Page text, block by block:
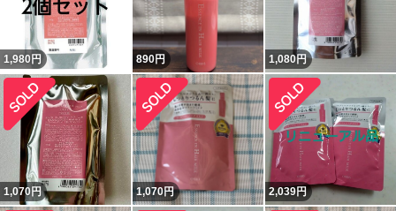
1,980円 890円 1,080円
1,070円 1,070円 2,039円